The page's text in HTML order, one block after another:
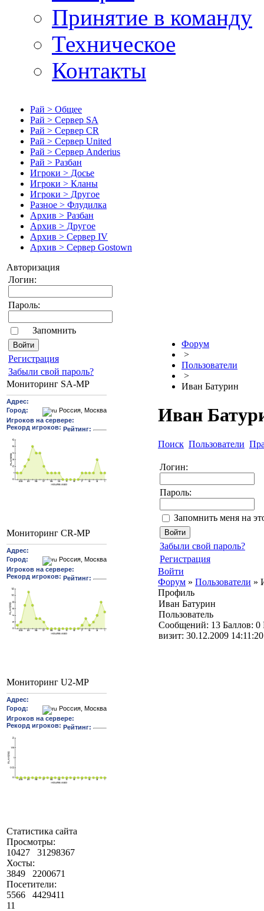
Принятие в команду
Техническое
Контакты
Рай > Общее
Рай > Сервер SA
Рай > Сервер CR
Рай > Сервер United
Рай > Сервер Anderius
Рай > Разбан
Игроки > Досье
Игроки > Кланы
Игроки > Другое
Разное > Флудилка
Архив > Разбан
Архив > Другое
Архив > Сервер IV
Архив > Сервер Gostown
Авторизация
Логин:
Пароль:
Запомнить
Pегиcтрaция
Забыли свой пароль?
Мониторинг SA-MP
Мониторинг CR-MP
Мониторинг U2-MP
Статистика сайта
Просмотры:
10427
31298367
Хосты:
3849
2200671
Посетители:
5566
4429411
11
Форум
>
Пользователи
>
Иван Батурин
Иван
Поиск Пользователи
Логин:
Пароль:
Запомнить меня на
Забыли свой пароль?
Регистрация
Войти
Форум » Пользователи »
Профиль
Иван Батурин
Пользователь
Cообщений: 13 Баллов: 0
визит: 30.12.2009 14:11:20